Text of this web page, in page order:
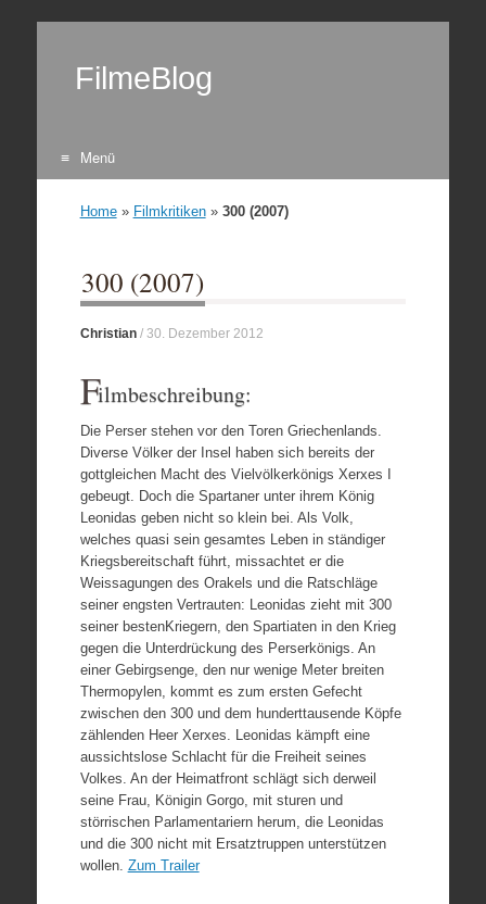
FilmeBlog
Menü
Home» Filmkritiken» 300 (2007)
300 (2007)
Christian/ 30. Dezember 2012
Filmbeschreibung:
Die Perser stehen vor den Toren Griechenlands.
Diverse Völker der Insel haben sich bereits der
gottgleichen Macht des Vielvölkerkönigs Xerxes I
gebeugt. Doch die Spartaner unter ihrem König
Leonidas geben nicht so klein bei. Als Volk,
welches quasi sein gesamtes Leben in ständiger
Kriegsbereitschaft führt, missachtet er die
Weissagungen des Orakels und die Ratschläge
seiner engsten Vertrauten: Leonidas zieht mit 300
seiner bestenKriegern, den Spartiaten in den Krieg
gegen die Unterdrückung des Perserkönigs. An
einer Gebirgsenge, den nur wenige Meter breiten
Thermopylen, kommt es zum ersten Gefecht
zwischen den 300 und dem hunderttausende Köpfe
zählenden Heer Xerxes. Leonidas kämpft eine
aussichtslose Schlacht für die Freiheit seines
Volkes. An der Heimatfront schlägt sich derweil
seine Frau, Königin Gorgo, mit sturen und
störrischen Parlamentariern herum, die Leonidas
und die 300 nicht mit Ersatztruppen unterstützen
wollen. Zum Trailer